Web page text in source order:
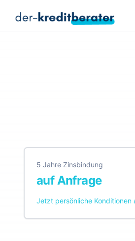
5 Jahre Zinsbindung
auf Anfrage
Jetzt persönliche Konditionen